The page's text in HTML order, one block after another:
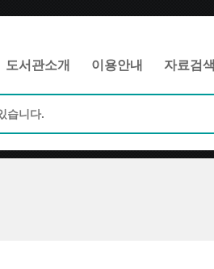
도서관소개 이용안내 자료검색